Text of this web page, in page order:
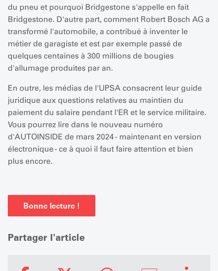
du pneu et pourquoi Bridgestone s'appelle en fait
Bridgestone. D'autre part, comment Robert Bosch AG a
transformé l'automobile, a contribué à inventer le
métier de garagiste et est par exemple passé de
quelques centaines à 300 millions de bougies
d'allumage produites par an.
En outre, les médias de l'UPSA consacrent leur guide
juridique aux questions relatives au maintien du
paiement du salaire pendant l'ER et le service militaire.
Vous pourrez lire dans le nouveau numéro
d'AUTOINSIDE de mars 2024 - maintenant en version
électronique - ce à quoi il faut faire attention et bien
plus encore.
Bonne lecture !
Partager l'article